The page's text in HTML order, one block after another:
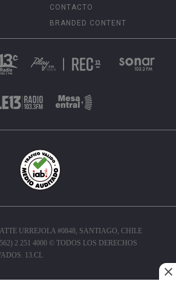
CONTACTO
BRANDED CONTENT
URREJOLA #0848, SANTIAGO, CHILE
2 251 4000 © TODOS LOS DERECHOS
13.CL